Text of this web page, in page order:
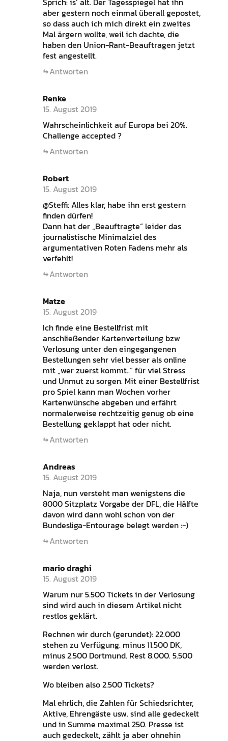
aber gestern noch einmal überall gepostet,
so dass auch ich mich direkt ein zweites
Mal ärgern wollte, weil ich dachte, die
haben den Union-Rant-Beauftragen jetzt
fest angestellt.
Antworten
Renke
15. August 2019
Wahrscheinlichkeit auf Europa bei 20%.
Challenge accepted ?
Antworten
Robert
15. August 2019
@Steffi: Alles klar, habe ihn erst gestern
finden dürfen!
Dann hat der „Beauftragte“ leider das
journalistische Minimalziel des
argumentativen Roten Fadens mehr als
verfehlt!
Antworten
Matze
15. August 2019
Ich finde eine Bestellfrist mit
anschließender Kartenverteilung bzw
Verlosung unter den eingegangenen
Bestellungen sehr viel besser als online
mit „wer zuerst kommt..“ für viel Stress
und Unmut zu sorgen. Mit einer Bestellfrist
pro Spiel kann man Wochen vorher
Kartenwünsche abgeben und erfährt
normalerweise rechtzeitig genug ob eine
Bestellung geklappt hat oder nicht.
Antworten
Andreas
15. August 2019
Naja, nun versteht man wenigstens die
8000 Sitzplatz Vorgabe der DFL, die Hälfte
davon wird dann wohl schon von der
Bundesliga-Entourage belegt werden :-)
Antworten
mario draghi
15. August 2019
Warum nur 5.500 Tickets in der Verlosung
sind wird auch in diesem Artikel nicht
restlos geklärt.
Rechnen wir durch (gerundet): 22.000
stehen zu Verfügung. minus 11.500 DK,
minus 2.500 Dortmund. Rest 8.000. 5.500
werden verlost.
Wo bleiben also 2.500 Tickets?
Mal ehrlich, die Zahlen für Schiedsrichter,
Aktive, Ehrengäste usw. sind alle gedeckelt
und in Summe maximal 250. Presse ist
auch gedeckelt, zählt ja aber ohnehin